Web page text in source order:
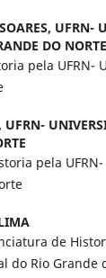
UFRN-
DO NORTE
pela UFRN-
UFRN-
pela
de
do Rio Grande